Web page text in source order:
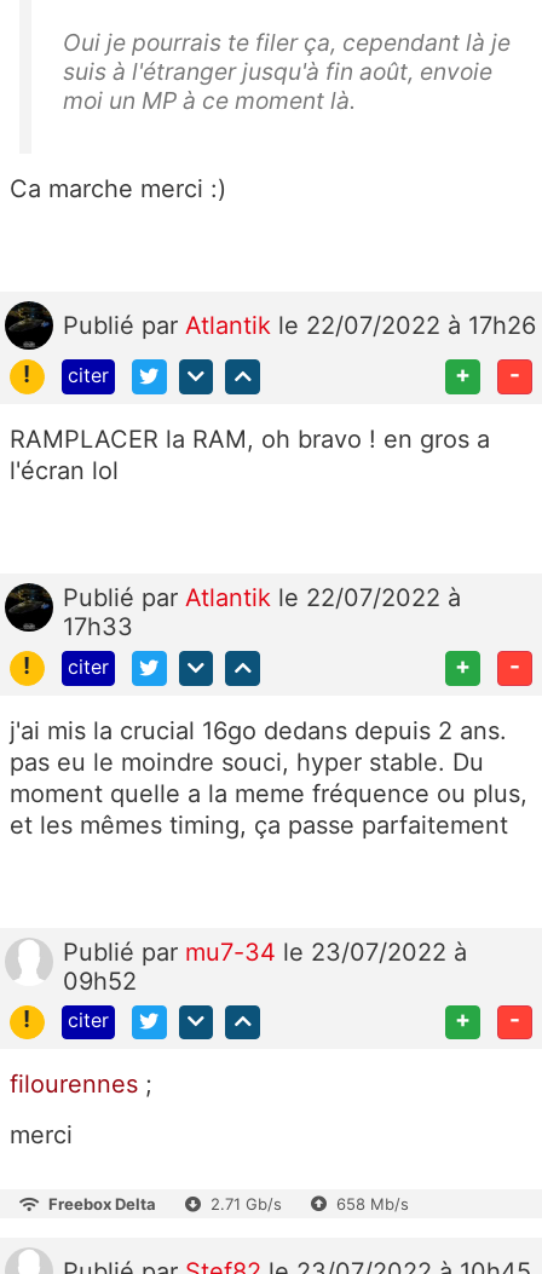
Oui je pourrais te filer ça, cependant là je
suis à l'étranger jusqu'à fin août, envoie
moi un MP à ce moment là.
Ca marche merci :)
Publié par Atlantik le 22/07/2022 à 17h26
!
citer + -
RAMPLACER la RAM, oh bravo ! en gros a
l'écran lol
Publié par Atlantik le 22/07/2022 à
17h33
!
citer + -
j'ai mis la crucial 16go dedans depuis 2 ans.
pas eu le moindre souci, hyper stable. Du
moment quelle a la meme fréquence ou plus,
et les mêmes timing, ça passe parfaitement
Publié par mu7-34 le 23/07/2022 à
09h52
!
citer + -
filourennes ;
merci
Freebox Delta 2.71 Gb/s 658 Mb/s